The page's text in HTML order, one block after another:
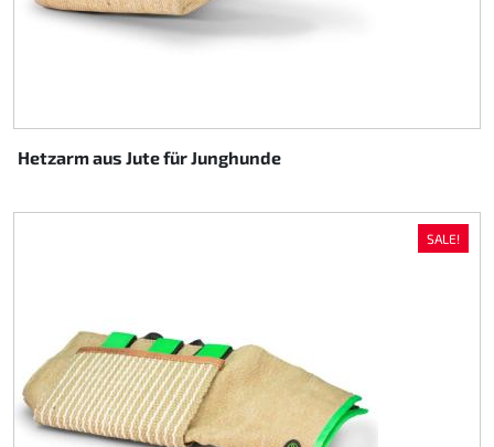
Hetzarm aus Jute für Junghunde
SALE!